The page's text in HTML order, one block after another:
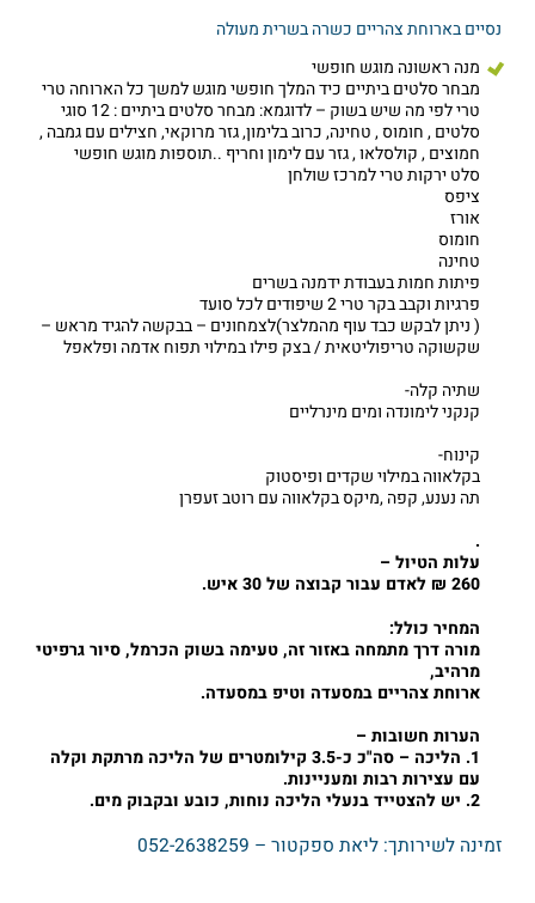
נסיים בארוחת צהריים כשרה בשרית מעולה
מנה ראשונה מוגש חופשי
מבחר סלטים ביתיים כיד המלך חופשי מוגש למשך כל הארוחה טרי
טרי לפי מה שיש בשוק – לדוגמא: מבחר סלטים ביתיים : 12 סוגי
סלטים , חומוס , טחינה, כרוב בלימון, גזר מרוקאי, חצילים עם גמבה ,
חמוצים , קולסלאו , גזר עם לימון וחריף ..תוספות מוגש חופשי
סלט ירקות טרי למרכז שולחן
ציפס
אורז
חומוס
טחינה
פיתות חמות בעבודת ידמנה בשרים
פרגיות וקבב בקר טרי 2 שיפודים לכל סועד
( ניתן לבקש כבד עוף מהמלצר)לצמחונים – בבקשה להגיד מראש –
שקשוקה טריפוליטאית / בצק פילו במילוי תפוח אדמה ופלאפל
שתיה קלה-
קנקני לימונדה ומים מינרליים
קינוח-
בקלאווה במילוי שקדים ופיסטוק
תה נענע, קפה ,מיקס בקלאווה עם רוטב זעפרן
.
עלות הטיול –
260 ₪ לאדם עבור קבוצה של 30 איש.
המחיר כולל:
מורה דרך מתמחה באזור זה, טעימה בשוק הכרמל, סיור גרפיטי
מרהיב,
ארוחת צהריים במסעדה וטיפ במסעדה.
הערות חשובות –
1. הליכה – סה"כ כ-3.5 קילומטרים של הליכה מרתקת וקלה
עם עצירות רבות ומעניינות.
2. יש להצטייד בנעלי הליכה נוחות, כובע ובקבוק מים.
זמינה לשירותך: ליאת ספקטור – 052-2638259